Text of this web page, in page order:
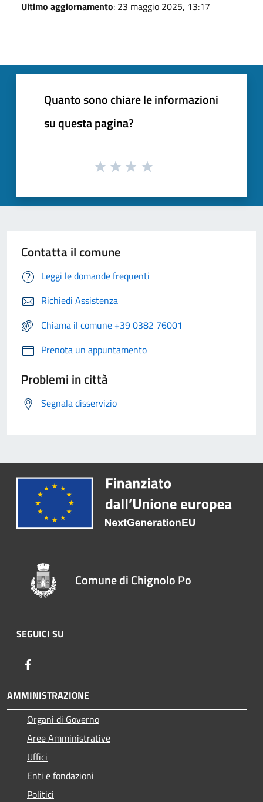
Ultimo aggiornamento: 23 maggio 2025, 13:17
Quanto sono chiare le informazioni
su questa pagina?
Contatta il comune
Leggi le domande frequenti
Richiedi Assistenza
Chiama il comune +39 0382 76001
Prenota un appuntamento
Problemi in città
Segnala disservizio
Comune di Chignolo Po
SEGUICI SU
AMMINISTRAZIONE
Organi di Governo
Aree Amministrative
Uffici
Enti e fondazioni
Politici